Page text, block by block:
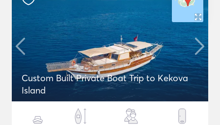
Custom Built Private Boat Trip to Kekova
Island